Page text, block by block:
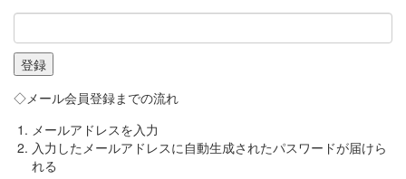
◇メール会員登録までの流れ
メールアドレスを入力
入力したメールアドレスに自動生成されたパスワードが届けら
れる